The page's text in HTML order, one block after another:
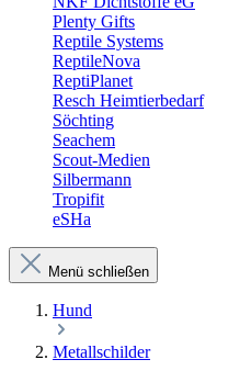
Plenty Gifts
Reptile Systems
ReptileNova
ReptiPlanet
Resch Heimtierbedarf
Söchting
Seachem
Scout-Medien
Silbermann
Tropifit
eSHa
Menü schließen
Hund
Metallschilder